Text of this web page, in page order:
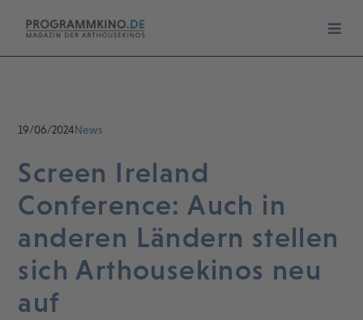
19/06/2024News
Screen Ireland
Conference: Auch in
anderen Ländern stellen
sich Arthousekinos neu
auf